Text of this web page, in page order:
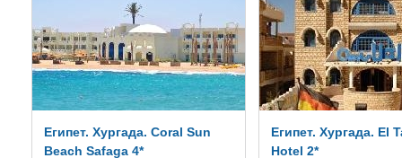
Египет. Хургада. Coral Sun
Beach Safaga 4*
Египет. Хургада. El
Hotel 2*